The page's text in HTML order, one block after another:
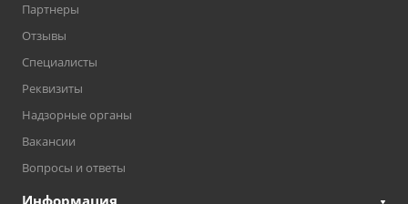
Партнеры
Отзывы
Специалисты
Реквизиты
Надзорные органы
Вакансии
Вопросы и ответы